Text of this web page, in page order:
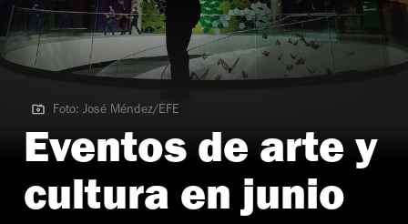
Foto: José Méndez/EFE
Foto: José Méndez/EFE
Eventos de arte y
cultura en junio